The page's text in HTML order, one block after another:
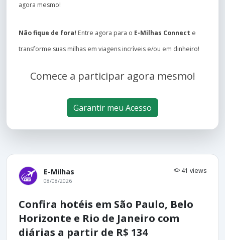
agora mesmo!
Não fique de fora! Entre agora para o E-Milhas Connect e
transforme suas milhas em viagens incríveis e/ou em dinheiro!
Comece a participar agora mesmo!
Garantir meu Acesso
E-Milhas 41 views
08/08/2026
Confira hotéis em São Paulo, Belo
Horizonte e Rio de Janeiro com
diárias a partir de R$ 134